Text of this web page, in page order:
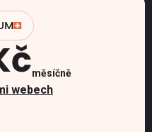
měsíčně
webech